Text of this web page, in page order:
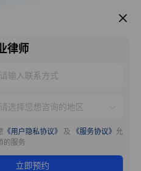
服务推荐
律师
《用户隐私协议》 及 《服务协议》 允
的服务
立即预约